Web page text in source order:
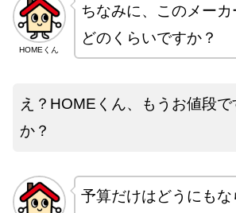
HOMEくん
ちなみに、このメー
どのくらいですか？
え？HOMEくん、もうお値段で
か？
予算だけはどうにも